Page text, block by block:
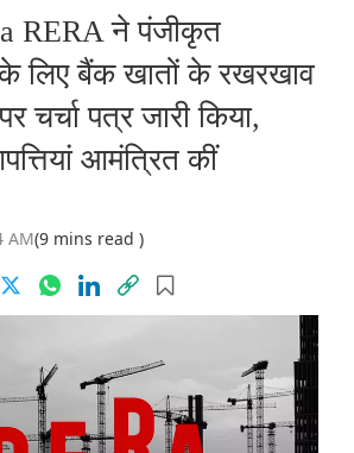
RERA ने पंजीकृत
लिए बैंक खातों के रखरखाव
चर्चा पत्र जारी किया,
आमंत्रित कीं
AM(9 mins read )